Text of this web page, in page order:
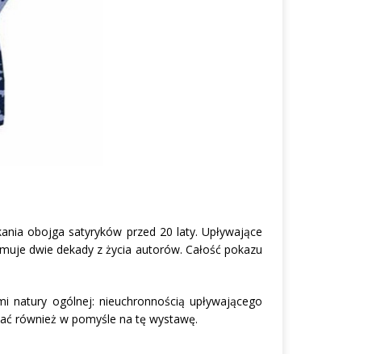
obojga satyryków przed 20 laty. Upływające
dwie dekady z życia autorów. Całość pokazu
ogólnej: nieuchronnością upływającego
również w pomyśle na tę wystawę.